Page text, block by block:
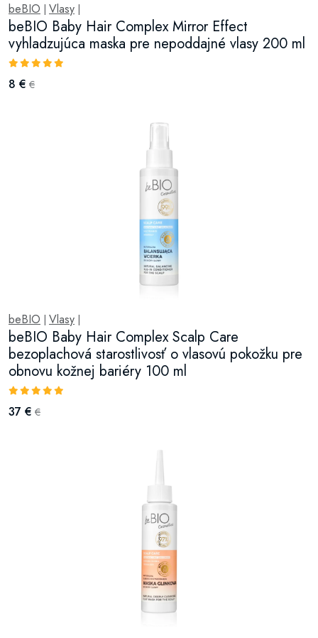
beBIO Vlasy
beBIO Baby Hair Complex Mirror Effect
vyhladzujúca maska pre nepoddajné vlasy 200 ml
8 € €
beBIO Vlasy
beBIO Baby Hair Complex Scalp Care
bezoplachová starostlivosť o vlasovú pokožku pre
obnovu kožnej bariéry 100 ml
37 € €